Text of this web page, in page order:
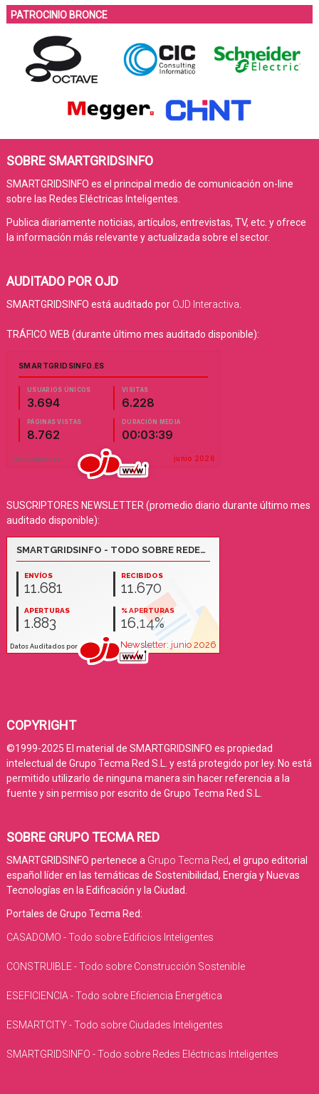
PATROCINIO BRONCE
SOBRE SMARTGRIDSINFO
SMARTGRIDSINFO es el principal medio de comunicación on-line
sobre las Redes Eléctricas Inteligentes.
Publica diariamente noticias, artículos, entrevistas, TV, etc. y ofrece
la información más relevante y actualizada sobre el sector.
AUDITADO POR OJD
SMARTGRIDSINFO está auditado por OJD Interactiva
TRÁFICO WEB (durante último mes auditado disponible):
SUSCRIPTORES NEWSLETTER (promedio diario durante último mes
auditado disponible):
COPYRIGHT
©1999-2025 El material de SMARTGRIDSINFO es propiedad
intelectual de Grupo Tecma Red S.L. y está protegido por ley. No está
permitido utilizarlo de ninguna manera sin hacer referencia a la
fuente y sin permiso por escrito de Grupo Tecma Red S.L.
SOBRE GRUPO TECMA RED
SMARTGRIDSINFO pertenece a Grupo Tecma Red, el grupo editorial
español líder en las temáticas de Sostenibilidad, Energía y Nuevas
Tecnologías en la Edificación y la Ciudad.
Portales de Grupo Tecma Red:
CASADOMO - Todo sobre Edificios Inteligentes
CONSTRUIBLE - Todo sobre Construcción Sostenible
ESEFICIENCIA - Todo sobre Eficiencia Energética
ESMARTCITY - Todo sobre Ciudades Inteligentes
SMARTGRIDSINFO - Todo sobre Redes Eléctricas Inteligentes